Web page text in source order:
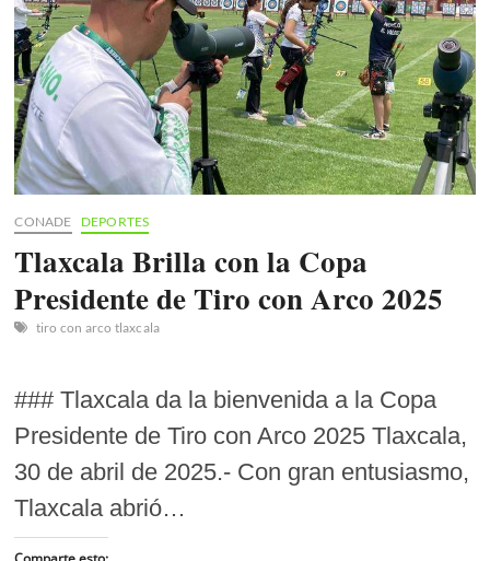
de
Olimpiada
Nacional
CONADE
2025
CONADE DEPORTES
Tlaxcala Brilla con la Copa
Presidente de Tiro con Arco 2025
tiro con arco tlaxcala
### Tlaxcala da la bienvenida a la Copa
Presidente de Tiro con Arco 2025 Tlaxcala,
30 de abril de 2025.- Con gran entusiasmo,
Tlaxcala abrió…